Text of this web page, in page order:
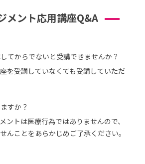
メント応用講座Q&A
てからでないと受講できませんか？
を受講していなくても受講していただ
すか？
ントは医療行為ではありませんので、
んことをあらかじめご了承ください。